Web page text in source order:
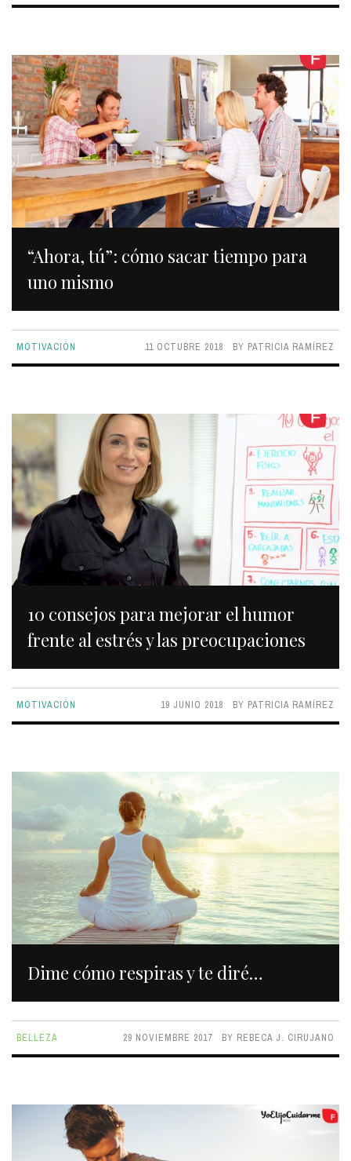
“Ahora, tú”: cómo sacar tiempo para
uno mismo
MOTIVACIÓN 11 OCTUBRE 2018 BY PATRICIA RAMÍREZ
10 consejos para mejorar el humor
frente al estrés y las preocupaciones
MOTIVACIÓN 19 JUNIO 2018 BY PATRICIA RAMÍREZ
Dime cómo respiras y te diré…
BELLEZA 29 NOVIEMBRE 2017 BY REBECA J. CIRUJANO